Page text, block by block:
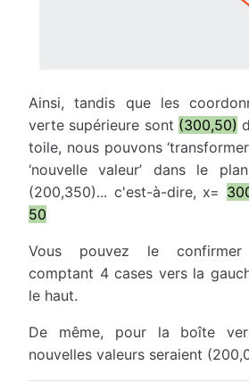
Ainsi, tandis que les
verte supérieure sont (300,50)
toile, nous pouvons
‘nouvelle valeur’ dans le
(200,350)... c'est-à-dire, x=
50
Vous pouvez le confirmer
comptant 4 cases vers la
le haut.
De même, pour la boîte
nouvelles valeurs seraient